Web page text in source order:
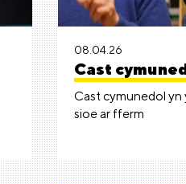
08.04.26
Cast
Cast cymunedol
sioe ar fferm